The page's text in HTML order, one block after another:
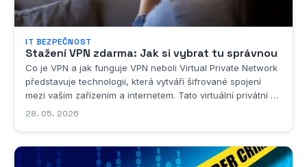
IT BEZPEČNOST
Stažení VPN zdarma: Jak si vybrat tu správnou
Co je VPN a jak funguje VPN neboli Virtual Private Network
představuje technologii, která vytváří šifrované spojení
mezi vaším zařízením a internetem. Tato virtuální privátní síť
funguje jako bezpečný tunel, kterým procházejí všechna
28. 05. 2026